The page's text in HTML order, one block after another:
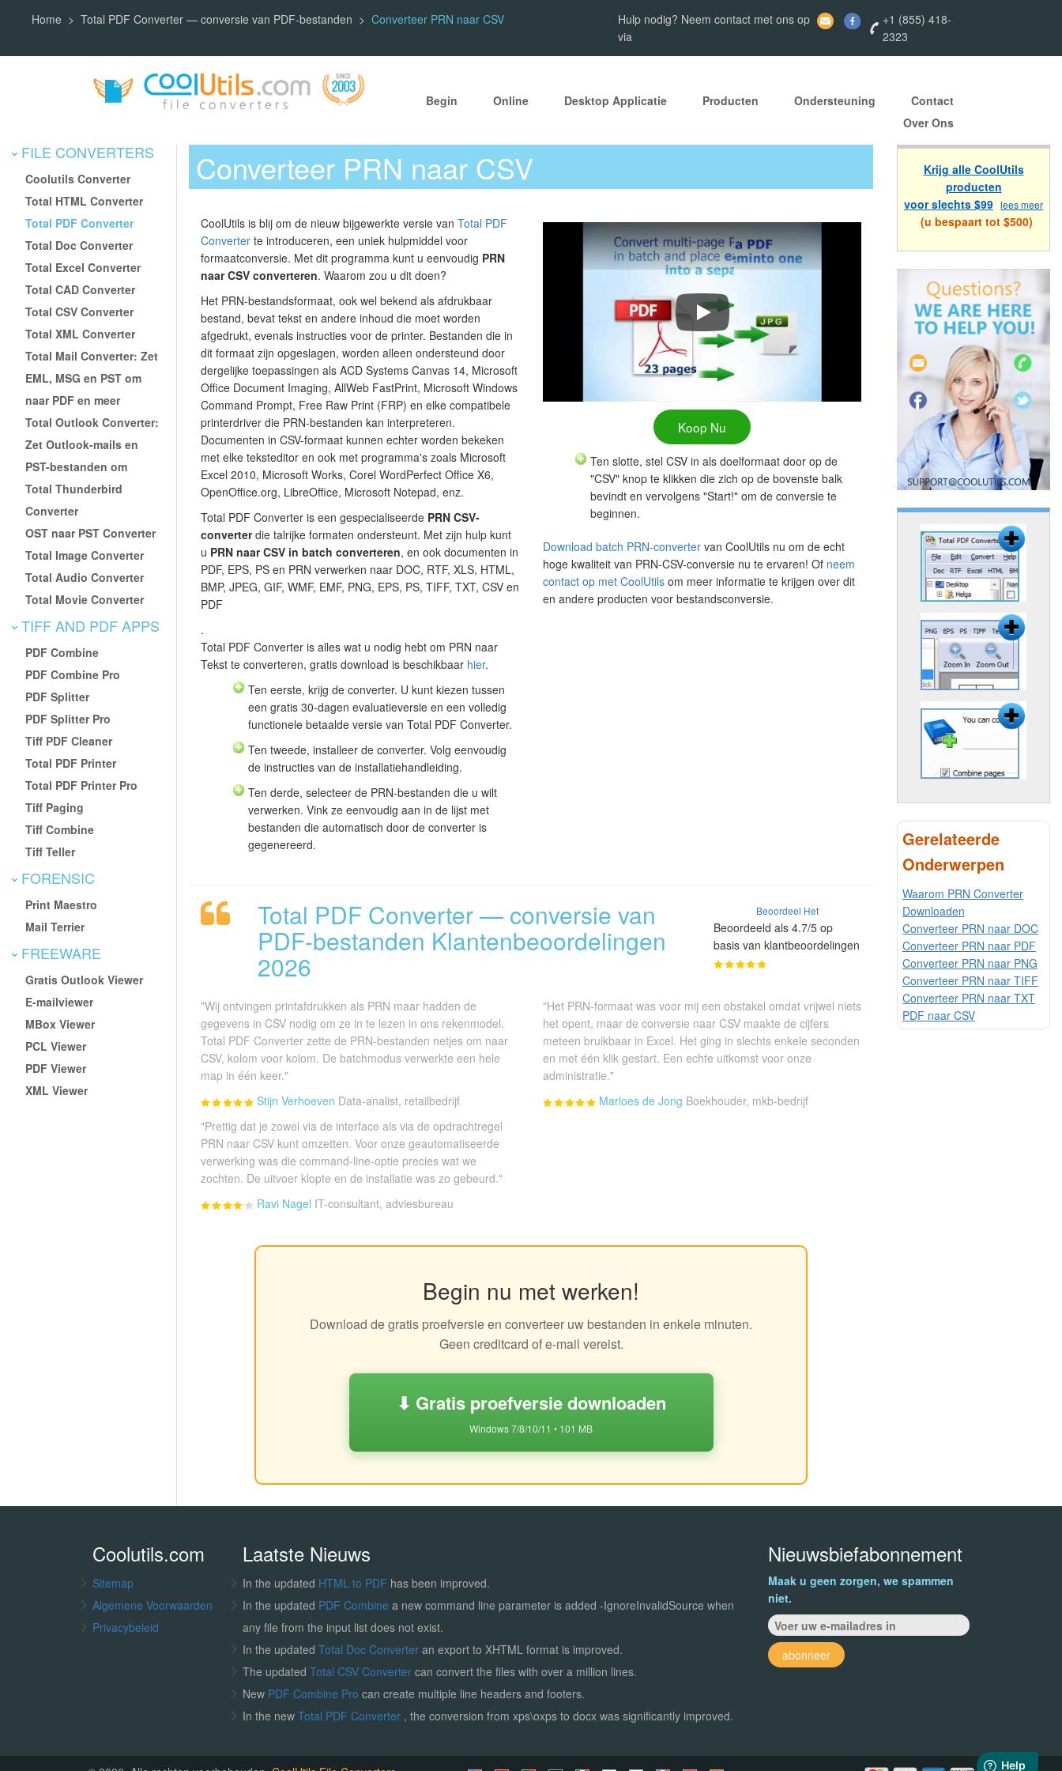
Home Total PDF Converter — conversie van PDF-bestanden Converteer PRN naar CSV
Hulp nodig? Neem contact met ons op
via
+1 (855) 418-
2323
Begin Online Desktop Applicatie Producten Ondersteuning
Contact
Over Ons
FILE CONVERTERS
Coolutils Converter
Total HTML Converter
Total PDF Converter
Total Doc Converter
Total Excel Converter
Total CAD Converter
Total CSV Converter
Total XML Converter
Total Mail Converter: Zet
EML, MSG en PST om
naar PDF en meer
Total Outlook Converter:
Zet Outlook-mails en
PST-bestanden om
Total Thunderbird
Converter
OST naar PST Converter
Total Image Converter
Total Audio Converter
Total Movie Converter
TIFF AND PDF APPS
PDF Combine
PDF Combine Pro
PDF Splitter
PDF Splitter Pro
Tiff PDF Cleaner
Total PDF Printer
Total PDF Printer Pro
Tiff Paging
Tiff Combine
Tiff Teller
FORENSIC
Print Maestro
Mail Terrier
FREEWARE
Gratis Outlook Viewer
E-mailviewer
MBox Viewer
PCL Viewer
PDF Viewer
XML Viewer
Converteer PRN naar CSV
CoolUtils is blij om de nieuw bijgewerkte versie van Total PDF
Converter te introduceren, een uniek hulpmiddel voor
formaatconversie. Met dit programma kunt u eenvoudig PRN
naar CSV converteren. Waarom zou u dit doen?
Het PRN-bestandsformaat, ook wel bekend als afdrukbaar
bestand, bevat tekst en andere inhoud die moet worden
afgedrukt, evenals instructies voor de printer. Bestanden die in
dit formaat zijn opgeslagen, worden alleen ondersteund door
dergelijke toepassingen als ACD Systems Canvas 14, Microsoft
Office Document Imaging, AllWeb FastPrint, Microsoft Windows
Command Prompt, Free Raw Print (FRP) en elke compatibele
printerdriver die PRN-bestanden kan interpreteren.
Documenten in CSV-formaat kunnen echter worden bekeken
met elke teksteditor en ook met programma's zoals Microsoft
Excel 2010, Microsoft Works, Corel WordPerfect Office X6,
OpenOffice.org, LibreOffice, Microsoft Notepad, enz.
Total PDF Converter is een gespecialiseerde PRN CSV-
converterdie talrijke formaten ondersteunt. Met zijn hulp kunt
u PRN naar CSV in batch converteren, en ook documenten in
PDF, EPS, PS en PRN verwerken naar DOC, RTF, XLS, HTML,
BMP, JPEG, GIF, WMF, EMF, PNG, EPS, PS, TIFF, TXT, CSV en
PDF
.
Total PDF Converter is alles wat u nodig hebt om PRN naar
Tekst te converteren, gratis download is beschikbaar hier.
Ten eerste, krijg de converter. U kunt kiezen tussen
een gratis 30-dagen evaluatieversie en een volledig
functionele betaalde versie van Total PDF Converter.
Ten tweede, installeer de converter. Volg eenvoudig
de instructies van de installatiehandleiding.
Ten derde, selecteer de PRN-bestanden die u wilt
verwerken. Vink ze eenvoudig aan in de lijst met
bestanden die automatisch door de converter is
gegenereerd.
Hoe PDF converteren naar DOC, TIFF, JPEG, XLS, etc.
Koop Nu
Ten slotte, stel CSV in als doelformaat door op de
"CSV" knop te klikken die zich op de bovenste balk
bevindt en vervolgens "Start!" om de conversie te
beginnen.
Download batch PRN-converter van CoolUtils nu om de echt
hoge kwaliteit van PRN-CSV-conversie nu te ervaren! Of neem
contact op met CoolUtils om meer informatie te krijgen over dit
en andere producten voor bestandsconversie.
Total PDF Converter — conversie van
PDF-bestanden Klantenbeoordelingen
2026
Beoordeel Het
Beoordeeld als 4.7/5 op
basis van klantbeoordelingen
"Wij ontvingen printafdrukken als PRN maar hadden de
gegevens in CSV nodig om ze in te lezen in ons rekenmodel.
Total PDF Converter zette de PRN-bestanden netjes om naar
CSV, kolom voor kolom. De batchmodus verwerkte een hele
map in één keer."
Stijn Verhoeven Data-analist, retailbedrijf
"Het PRN-formaat was voor mij een obstakel omdat vrijwel niets
het opent, maar de conversie naar CSV maakte de cijfers
meteen bruikbaar in Excel. Het ging in slechts enkele seconden
en met één klik gestart. Een echte uitkomst voor onze
administratie."
Marloes de Jong Boekhouder, mkb-bedrijf
"Prettig dat je zowel via de interface als via de opdrachtregel
PRN naar CSV kunt omzetten. Voor onze geautomatiseerde
verwerking was die command-line-optie precies wat we
zochten. De uitvoer klopte en de installatie was zo gebeurd."
Ravi Nagel IT-consultant, adviesbureau
Begin nu met werken!
Download de gratis proefversie en converteer uw bestanden in enkele minuten.
Geen creditcard of e-mail vereist.
⬇ Gratis proefversie downloaden
Windows 7/8/10/11 • 101 MB
Krijg alle CoolUtils
producten
voor slechts $99 lees meer
(u bespaart tot $500)
Gerelateerde
Onderwerpen
Waarom PRN Converter
Downloaden
Converteer PRN naar DOC
Converteer PRN naar PDF
Converteer PRN naar PNG
Converteer PRN naar TIFF
Converteer PRN naar TXT
PDF naar CSV
Coolutils.com
Sitemap
Algemene Voorwaarden
Privacybeleid
Laatste Nieuws
In the updated HTML to PDF has been improved.
In the updated PDF Combine a new command line parameter is added -IgnoreInvalidSource when
any file from the input list does not exist.
In the updated Total Doc Converter an export to XHTML format is improved.
The updated Total CSV Converter can convert the files with over a million lines.
New PDF Combine Pro can create multiple line headers and footers.
In the new Total PDF Converter , the conversion from xps\oxps to docx was significantly improved.
Nieuwsbiefabonnement
Maak u geen zorgen, we spammen
niet.
abonneer